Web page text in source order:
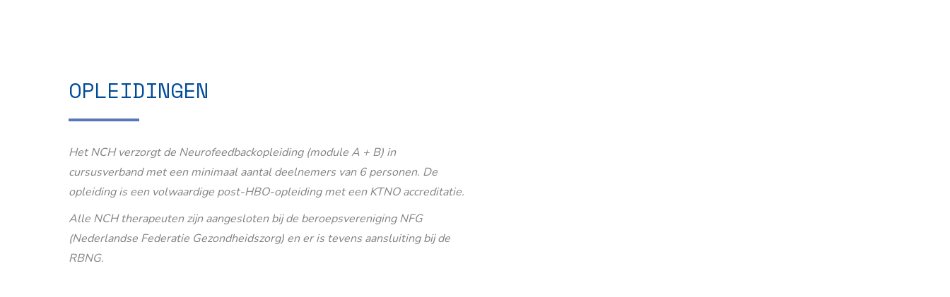
OPLEIDINGEN
Het NCH verzorgt de Neurofeedbackopleiding (module A + B) in
cursusverband met een minimaal aantal deelnemers van 6 personen. De
opleiding is een volwaardige post-HBO-opleiding met een KTNO accreditatie.
Alle NCH therapeuten zijn aangesloten bij de beroepsvereniging NFG
(Nederlandse Federatie Gezondheidszorg) en er is tevens aansluiting bij de
RBNG.